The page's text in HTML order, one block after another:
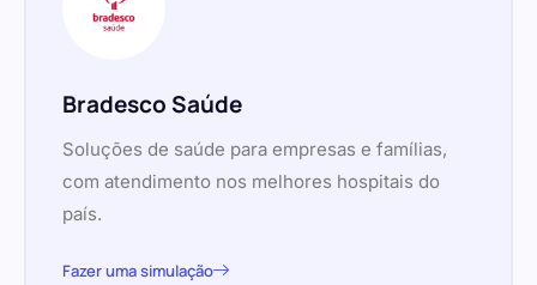
Bradesco Saúde
Soluções de saúde para empresas e famílias,
com atendimento nos melhores hospitais do
país.
Fazer uma simulação